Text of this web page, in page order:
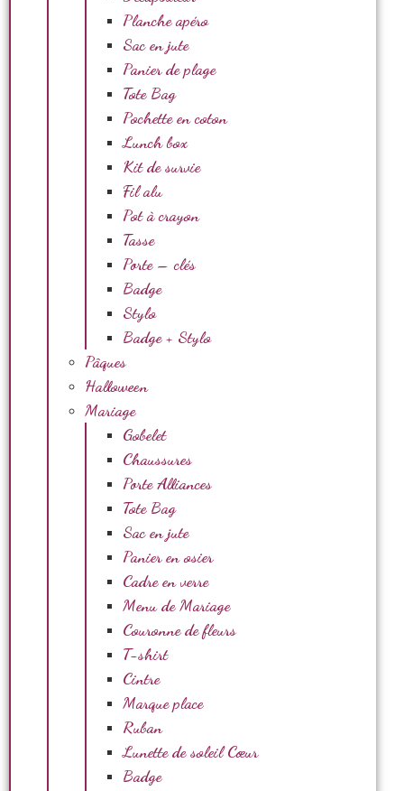
Planche apéro
Sac en jute
Panier de plage
Tote Bag
Pochette en coton
Lunch box
Kit de survie
Fil alu
Pot à crayon
Tasse
Porte – clés
Badge
Stylo
Badge + Stylo
Pâques
Halloween
Mariage
Gobelet
Chaussures
Porte Alliances
Tote Bag
Sac en jute
Panier en osier
Cadre en verre
Menu de Mariage
Couronne de fleurs
T-shirt
Cintre
Marque place
Ruban
Lunette de soleil Cœur
Badge